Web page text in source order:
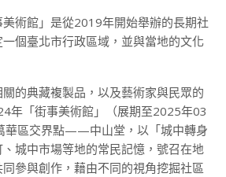
術館」是從2019年開始舉辦的長期社
個臺北市行政區域，並與當地的文化
的典藏複製品，以及藝術家與民眾的
年「街事美術館」（展期至2025年03
華區交界點——中山堂，以「城中轉身
城中市場等地的常民記憶，號召在地
參與創作，藉由不同的視角挖掘社區